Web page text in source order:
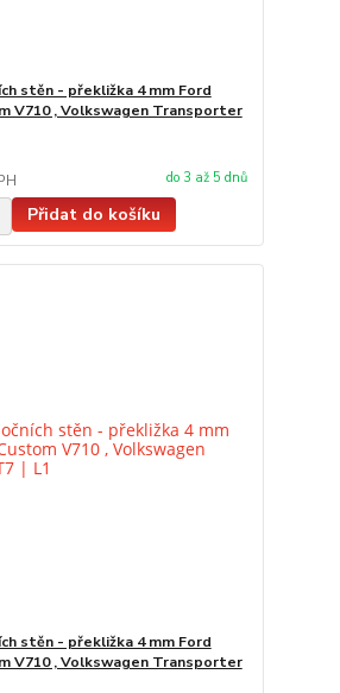
stěn - překližka 4 mm Ford
V710 , Volkswagen Transporter
do 3 až 5 dnů
Přidat do košíku
stěn - překližka 4 mm Ford
V710 , Volkswagen Transporter